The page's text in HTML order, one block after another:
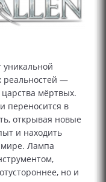
уникальной
реальностей —
мёртвых.
переносится в
открывая новые
и находить
Лампа
но и